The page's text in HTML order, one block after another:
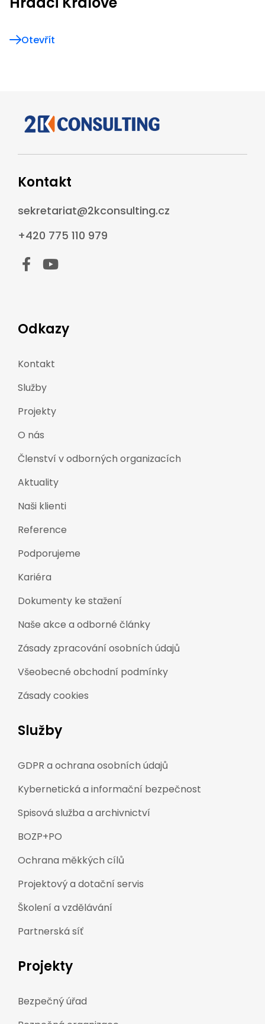
Otevřít
Kontakt
sekretariat@2kconsulting.cz
+420 775 110 979
Odkazy
Kontakt
Služby
Projekty
O nás
Členství v odborných organizacích
Aktuality
Naši klienti
Reference
Podporujeme
Kariéra
Dokumenty ke stažení
Naše akce a odborné články
Zásady zpracování osobních údajů
Všeobecné obchodní podmínky
Zásady cookies
Služby
GDPR a ochrana osobních údajů
Kybernetická a informační bezpečnost
Spisová služba a archivnictví
BOZP+PO
Ochrana měkkých cílů
Projektový a dotační servis
Školení a vzdělávání
Partnerská síť
Projekty
Bezpečný úřad